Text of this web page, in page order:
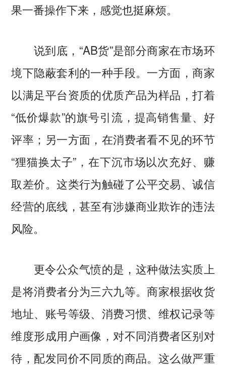
果一番操作下来，感觉也挺麻烦。
说到底，“AB货”是部分商家在市场环
境下隐蔽套利的一种手段。一方面，商家
以满足平台资质的优质产品为样品，打着
“低价爆款”的旗号引流，提高销售量、好
评率；另一方面，在消费者看不见的环节
“狸猫换太子”，在下沉市场以次充好、赚
取差价。这类行为触碰了公平交易、诚信
经营的底线，甚至有涉嫌商业欺诈的违法
风险。
更令公众气愤的是，这种做法实质上
是将消费者分为三六九等。商家根据收货
地址、账号等级、消费习惯、维权记录等
维度形成用户画像，对不同消费者区别对
待，配发同价不同质的商品。这么做严重